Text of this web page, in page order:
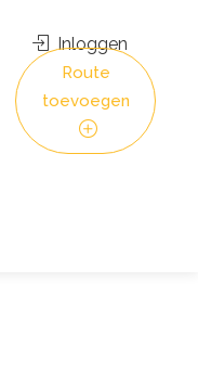
Inloggen
Route
toevoegen